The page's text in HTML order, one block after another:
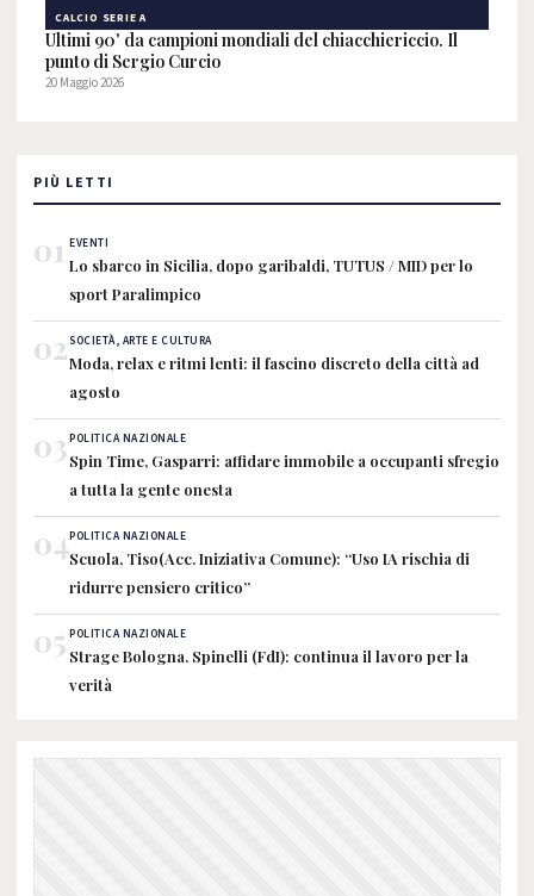
CALCIO SERIE A
Ultimi 90' da campioni mondiali del chiacchiericcio. Il
punto di Sergio Curcio
20 Maggio 2026
PIÙ LETTI
01 EVENTI
Lo sbarco in Sicilia, dopo garibaldi, TUTUS / MID per lo
sport Paralimpico
02SOCIETÀ, ARTE E CULTURA
Moda, relax e ritmi lenti: il fascino discreto della città ad
agosto
03POLITICA NAZIONALE
Spin Time, Gasparri: affidare immobile a occupanti sfregio
a tutta la gente onesta
04POLITICA NAZIONALE
Scuola, Tiso(Acc. Iniziativa Comune): “Uso IA rischia di
ridurre pensiero critico”
05 POLITICA NAZIONALE
Strage Bologna. Spinelli (FdI): continua il lavoro per la
verità